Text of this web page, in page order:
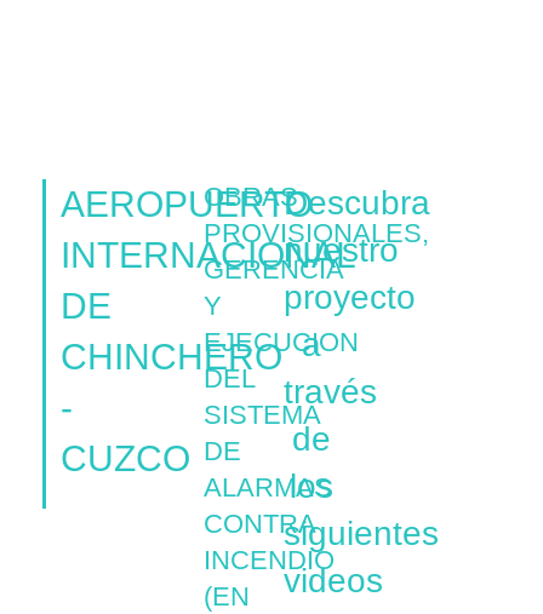
AEROPUERTO
INTERNACIONAL
DE
CHINCHERO
-
CUZCO
OBRAS
PROVISIONALES,
GERENCIA
Y
EJECUCION
DEL
SISTEMA
DE
ALARMAS
CONTRA
INCENDIO
(EN
Descubra
nuestro
proyecto
a
través
de
los
siguientes
videos